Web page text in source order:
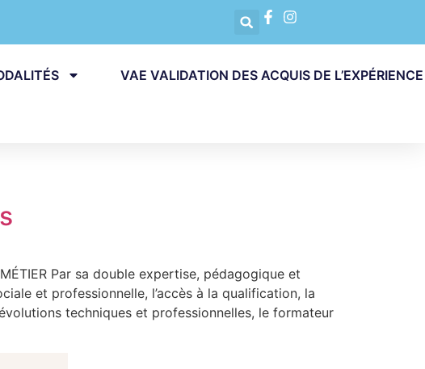
VAE VALIDATION DES ACQUIS DE L’EXPÉRIENCE
MÉTIER Par sa double expertise, pédagogique et
et professionnelle, l’accès à la qualification, la
techniques et professionnelles, le formateur